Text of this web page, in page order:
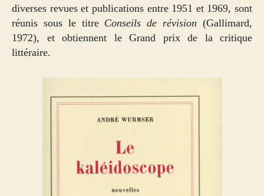
diverses revues et publications entre 1951 et 1969, sont
réunis sous le titre Conseils de révision (Gallimard,
1972), et obtiennent le Grand prix de la critique
littéraire.